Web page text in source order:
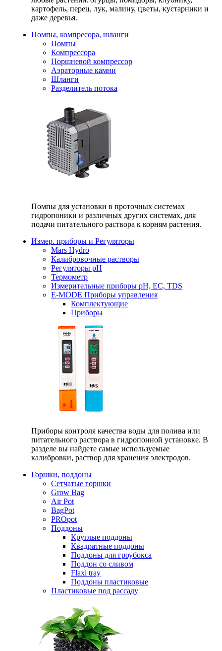
картофель, перец, лук, малину, цветы, кустарники и
даже деревья.
Помпы, компресора, шланги
Помпы
Компрессора
Поршневой компрессор
Аэраторные камни
Шланги
Разделитель потока
Помпы для установки в проточных системах
гидропоники и различных других системах, для
подачи питательного раствора к корням растения.
Измер. приборы и Регуляторы
Mars Hydro
Калибровочные растворы
Регуляторы рН
Термометр
Измерительные приборы pH, EC, TDS
E-MODE Приборы управления
Комплектующие
Приборы
Приборы контроля качества воды для полива или
питательного раствора в гидропонной установке. В
разделе вы найдете самые используемые
калибровки, раствор для хранения электродов.
Горшки, поддоны
Сетчатые горшки
Grow Bag
Air Pot
BagPot
PROpot
Поддоны
Круглые поддоны
Квадратные поддоны
Поддоны для гроубокса
Поддон со сливом
Flaxi tray
Поддоны пластиковые
Пластиковые под рассаду